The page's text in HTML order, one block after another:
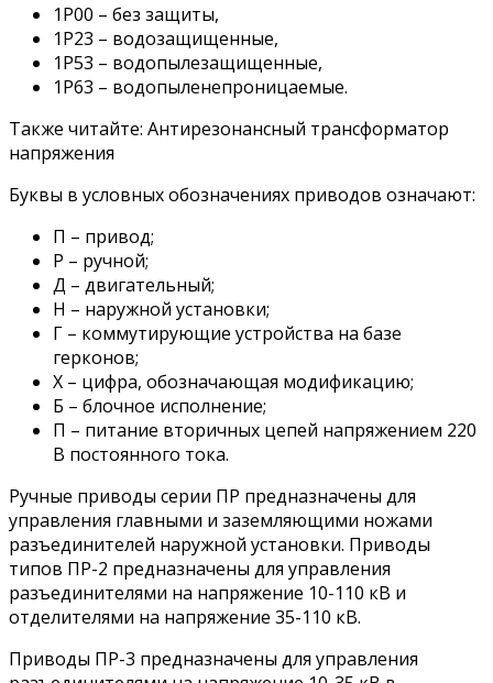
1Р00 – без защиты,
1Р23 – водозащищенные,
1Р53 – водопылезащищенные,
1Р63 – водопыленепроницаемые.
Также читайте: Антирезонансный трансформатор
напряжения
Буквы в условных обозначениях приводов означают:
П – привод;
Р – ручной;
Д – двигательный;
Н – наружной установки;
Г – коммутирующие устройства на базе
герконов;
Х – цифра, обозначающая модификацию;
Б – блочное исполнение;
П – питание вторичных цепей напряжением 220
В постоянного тока.
Ручные приводы серии ПР предназначены для
управления главными и заземляющими ножами
разъединителей наружной установки. Приводы
типов ПР-2 предназначены для управления
разъединителями на напряжение 10-110 кВ и
отделителями на напряжение 35-110 кВ.
Приводы ПР-3 предназначены для управления